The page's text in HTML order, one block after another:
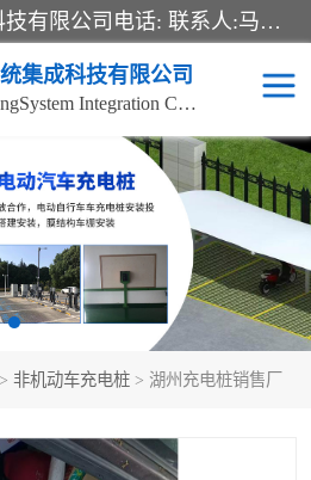
苏州迈凯隆系统集成科技有限公司电话: 联系人:马杰森 销售安装视频监控、报警系统、电话交换机、门禁考勤、巡更系统、呼叫对讲系统、停车场道闸、智能家居、广播系统、综合布线、办公设备、电子商务软件、网络工程、酒店门锁系列 系统集成、VOD视频点播、LED显示屏、节能产品、USP电源、收银机等弱电及智能化项目。
集成科技有限公司
Suzhou MaikailongSystem Integration Co., Ltd.
> 非机动车充电桩 > 湖州充电桩销售厂
电瓶车充电桩
两轮电动车充电桩